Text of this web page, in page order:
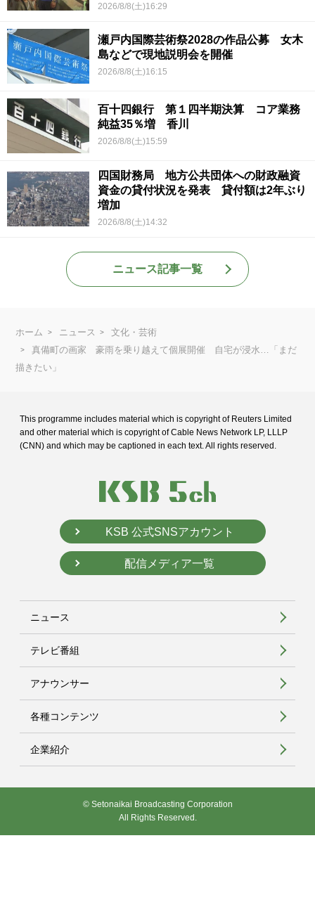
2026/8/8(土)16:29
瀬戸内国際芸術祭2028の作品公募 女木
島などで現地説明会を開催
2026/8/8(土)16:15
百十四銀行 第１四半期決算 コア業務
純益35％増 香川
2026/8/8(土)15:59
四国財務局 地方公共団体への財政融資
資金の貸付状況を発表 貸付額は2年ぶり
増加
2026/8/8(土)14:32
ニュース記事一覧
ホーム ニュース
文化・芸術
真備町の画家 豪雨を乗り越えて個展開催 自宅が浸水…「まだ
描きたい」
This programme includes material which is copyright of Reuters Limited
and other material which is copyright of Cable News Network LP, LLLP
(CNN) and which may be captioned in each text. All rights reserved.
KSB 公式SNSアカウント
配信メディア一覧
ニュース
テレビ番組
アナウンサー
各種コンテンツ
企業紹介
© Setonaikai Broadcasting Corporation
All Rights Reserved.